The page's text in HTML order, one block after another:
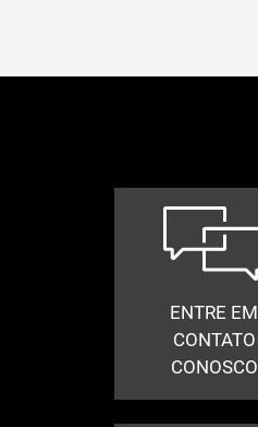
ENTRE EM
CONTATO
CONOSCO